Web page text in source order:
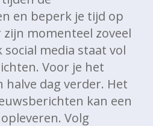
en beperk je tijd op
zijn momenteel zoveel
media staat vol
Voor je het
halve dag verder. Het
kan een
Volg